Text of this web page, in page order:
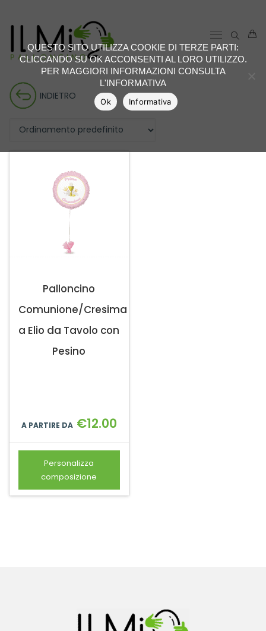
INDIETRO
Palloncino
Comunione/Cresima
a Elio da Tavolo con
Pesino
A PARTIRE DA €12.00
Personalizza
composizione
QUESTO SITO UTILIZZA COOKIE DI TERZE PARTI:
CLICCANDO SU OK ACCONSENTI AL LORO UTILIZZO.
PER MAGGIORI INFORMAZIONI CONSULTA
L'INFORMATIVA
Ok Informativa